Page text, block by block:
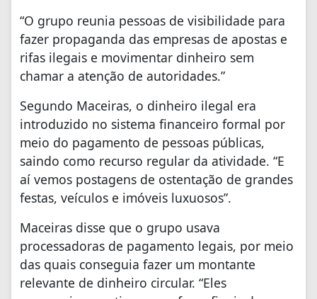
“O grupo reunia pessoas de visibilidade para
fazer propaganda das empresas de apostas e
rifas ilegais e movimentar dinheiro sem
chamar a atenção de autoridades.”
Segundo Maceiras, o dinheiro ilegal era
introduzido no sistema financeiro formal por
meio do pagamento de pessoas públicas,
saindo como recurso regular da atividade. “E
aí vemos postagens de ostentação de grandes
festas, veículos e imóveis luxuosos”.
Maceiras disse que o grupo usava
processadoras de pagamento legais, por meio
das quais conseguia fazer um montante
relevante de dinheiro circular. “Eles